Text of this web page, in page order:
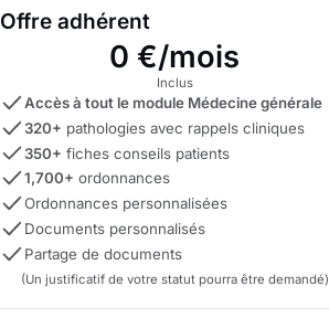
Offre adhérent
0 €/mois
Inclus
Accès à tout le module Médecine générale
320+ pathologies avec rappels cliniques
350+ fiches conseils patients
1,700+ ordonnances
Ordonnances personnalisées
Documents personnalisés
Partage de documents
(Un justificatif de votre statut pourra être demandé)